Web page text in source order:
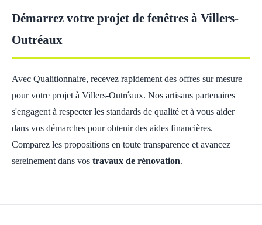
Démarrez votre projet de fenêtres à Villers-
Outréaux
Avec Qualitionnaire, recevez rapidement des offres sur mesure
pour votre projet à Villers-Outréaux. Nos artisans partenaires
s'engagent à respecter les standards de qualité et à vous aider
dans vos démarches pour obtenir des aides financières.
Comparez les propositions en toute transparence et avancez
sereinement dans vos travaux de rénovation.